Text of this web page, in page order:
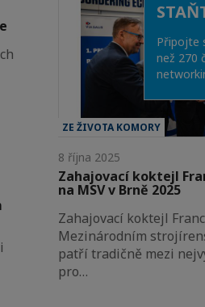
ZE ŽIVOTA KOMORY
8 října 2025
Zahajovací koktejl
na MSV v Brně 2025
Zahajovací koktejl
Mezinárodním
patří tradičně mezi
pro…
Připojte
než 270